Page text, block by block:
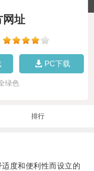
网址
PC下载
绿色
排行
度和便利性而设立的